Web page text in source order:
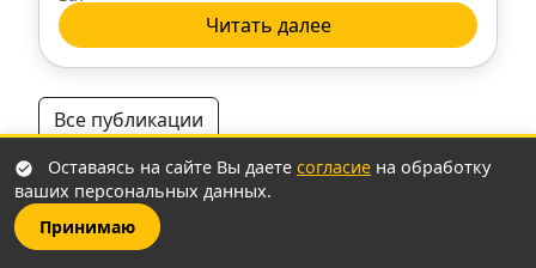
Новосибирск
Люберцы
Читать далее
Все публикации
Оставаясь на сайте Вы даете согласие на обработку
ваших персональных данных.
Принимаю